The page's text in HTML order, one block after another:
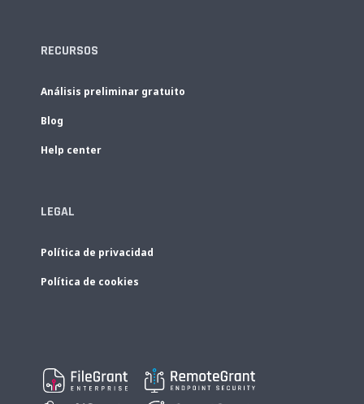
RECURSOS
Análisis preliminar gratuito
Blog
Help center
LEGAL
Política de privacidad
Política de cookies